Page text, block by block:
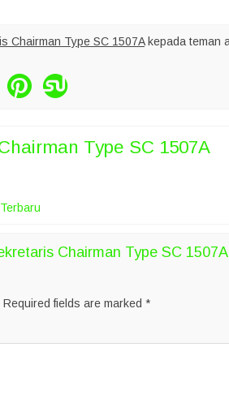
Chairman Type SC 1507Akepada teman
Type SC 1507A
Chairman Type SC 1507A
Required fields are marked *